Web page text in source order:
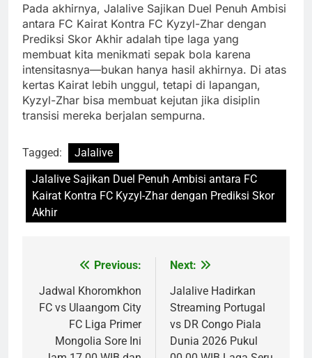
Pada akhirnya, Jalalive Sajikan Duel Penuh Ambisi
antara FC Kairat Kontra FC Kyzyl-Zhar dengan
Prediksi Skor Akhir adalah tipe laga yang
membuat kita menikmati sepak bola karena
intensitasnya—bukan hanya hasil akhirnya. Di atas
kertas Kairat lebih unggul, tetapi di lapangan,
Kyzyl-Zhar bisa membuat kejutan jika disiplin
transisi mereka berjalan sempurna.
Tagged:
Jalalive
Jalalive Sajikan Duel Penuh Ambisi antara FC
Kairat Kontra FC Kyzyl-Zhar dengan Prediksi Skor
Akhir
navigation
Previous:
Jadwal Khoromkhon
FC vs Ulaangom City
FC Liga Primer
Mongolia Sore Ini
Next:
Jalalive Hadirkan
Streaming Portugal
vs DR Congo Piala
Dunia 2026 Pukul